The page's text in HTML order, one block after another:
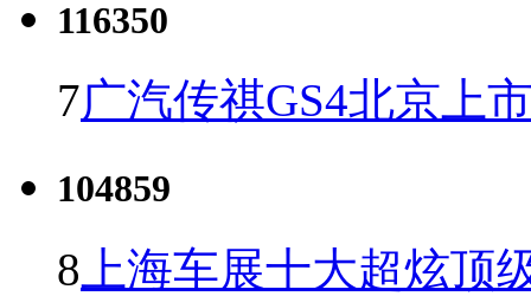
116350
7广汽传祺GS4北京上
104859
8 上海车展十大超炫顶